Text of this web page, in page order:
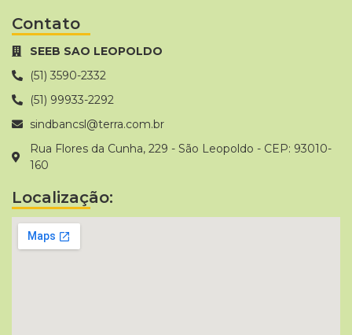
Contato
SEEB SAO LEOPOLDO
(51) 3590-2332
(51) 99933-2292
sindbancsl@terra.com.br
Rua Flores da Cunha, 229 - São Leopoldo - CEP: 93010-
160
Localização: